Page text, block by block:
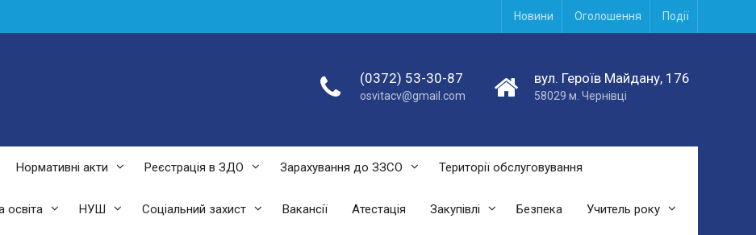
Новини Оголошення Події
(0372) 53-30-87
osvitacv@gmail.com
вул. Героїв Майдану, 176
58029 м. Чернівці
Нормативні акти Реєстрація в ЗДО Зарахування до ЗЗСО Території обслуговування
освіта НУШ Соціальний захист Вакансії Атестація Закупівлі Безпека Учитель року